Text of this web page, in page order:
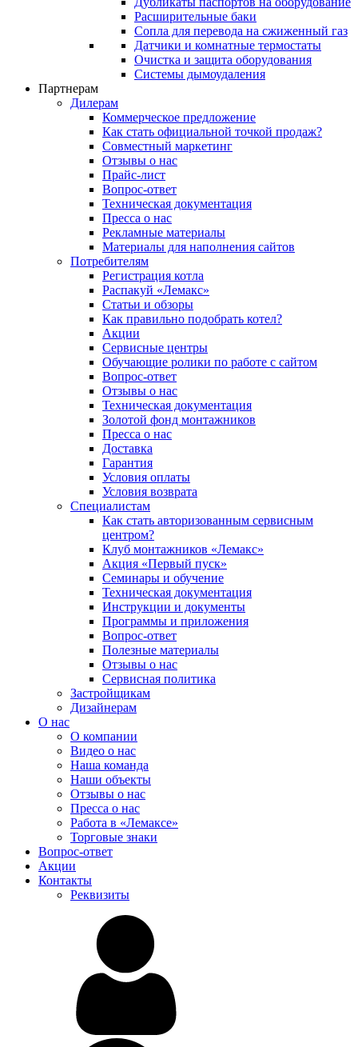
Расширительные баки
Сопла для перевода на сжиженный газ
Датчики и комнатные термостаты
Очистка и защита оборудования
Системы дымоудаления
Партнерам
Дилерам
Коммерческое предложение
Как стать официальной точкой продаж?
Совместный маркетинг
Отзывы о нас
Прайс-лист
Вопрос-ответ
Техническая документация
Пресса о нас
Рекламные материалы
Материалы для наполнения сайтов
Потребителям
Регистрация котла
Распакуй «Лемакс»
Статьи и обзоры
Как правильно подобрать котел?
Акции
Сервисные центры
Обучающие ролики по работе с сайтом
Вопрос-ответ
Отзывы о нас
Техническая документация
Золотой фонд монтажников
Пресса о нас
Доставка
Гарантия
Условия оплаты
Условия возврата
Специалистам
Как стать авторизованным сервисным
центром?
Клуб монтажников «Лемакс»
Акция «Первый пуск»
Семинары и обучение
Техническая документация
Инструкции и документы
Программы и приложения
Вопрос-ответ
Полезные материалы
Отзывы о нас
Сервисная политика
Застройщикам
Дизайнерам
О нас
О компании
Видео о нас
Наша команда
Наши объекты
Отзывы о нас
Пресса о нас
Работа в «Лемаксе»
Торговые знаки
Вопрос-ответ
Акции
Контакты
Реквизиты